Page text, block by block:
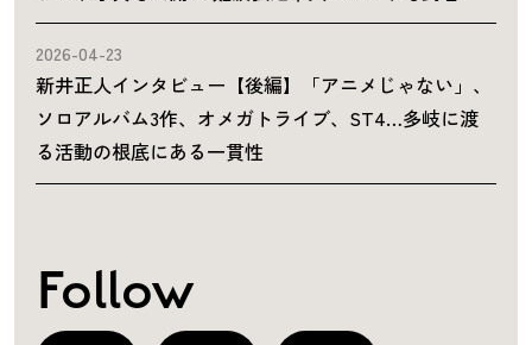
2026-04-23
新井正人インタビュー【後編】「アニメじゃない」、
ソロアルバム3作、オメガトライブ、ST4…多岐に渡
る活動の根底にある一貫性
Follow